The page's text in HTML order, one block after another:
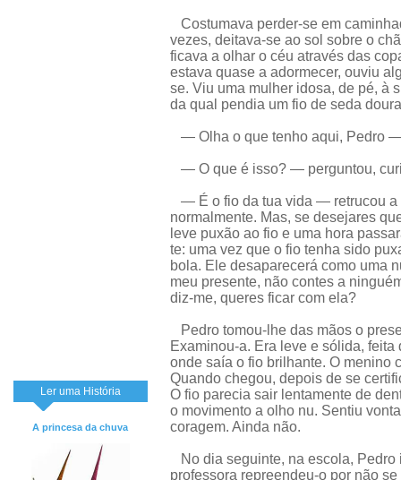
Ler uma História
A princesa da chuva
Costumava perder-se em
vezes, deitava-se ao sol sobre o
ficava a olhar o céu através das
estava quase a adormecer, ouviu
se. Viu uma mulher idosa, de pé, à
da qual pendia um fio de seda
— Olha o que tenho aqui, Pedro
— O que é isso? — perguntou,
— É o fio da tua vida — retrucou a
normalmente. Mas, se desejares
leve puxão ao fio e uma hora
te: uma vez que o fio tenha sido
bola. Ele desaparecerá como uma
meu presente, não contes a
diz-me, queres ficar com ela?
Pedro tomou-lhe das mãos o
Examinou-a. Era leve e sólida,
onde saía o fio brilhante. O menino
Quando chegou, depois de se
O fio parecia sair lentamente de
o movimento a olho nu. Sentiu
coragem. Ainda não.
No dia seguinte, na escola, Pedro
professora repreendeu-o por não